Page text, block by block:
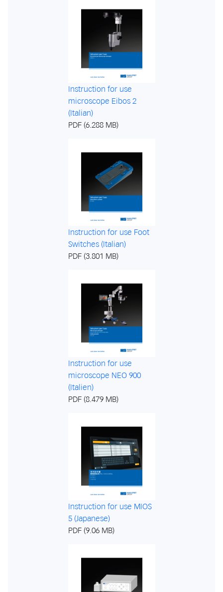
Instruction for use
microscope Eibos 2
(Italian)
PDF (6.288 MB)
Instruction for use Foot
Switches (Italian)
PDF (3.801 MB)
Instruction for use
microscope NEO 900
(Italien)
PDF (8.479 MB)
Instruction for use MIOS
5 (Japanese)
PDF (9.06 MB)